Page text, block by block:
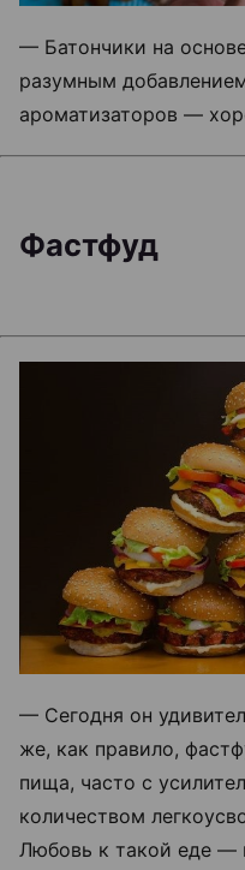
— Батончики на
разумным
ароматизаторов —
Фастфуд
— Сегодня он
же, как правило,
пища, часто с
количеством
Любовь к такой еде —